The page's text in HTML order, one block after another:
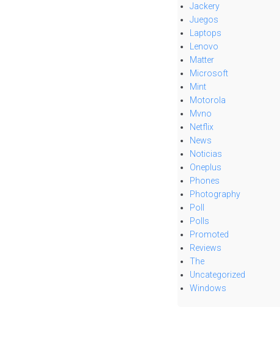
Jackery
Juegos
Laptops
Lenovo
Matter
Microsoft
Mint
Motorola
Mvno
Netflix
News
Noticias
Oneplus
Phones
Photography
Poll
Polls
Promoted
Reviews
The
Uncategorized
Windows